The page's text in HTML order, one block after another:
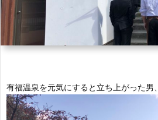
有福温泉を元気にすると立ち上がった男、